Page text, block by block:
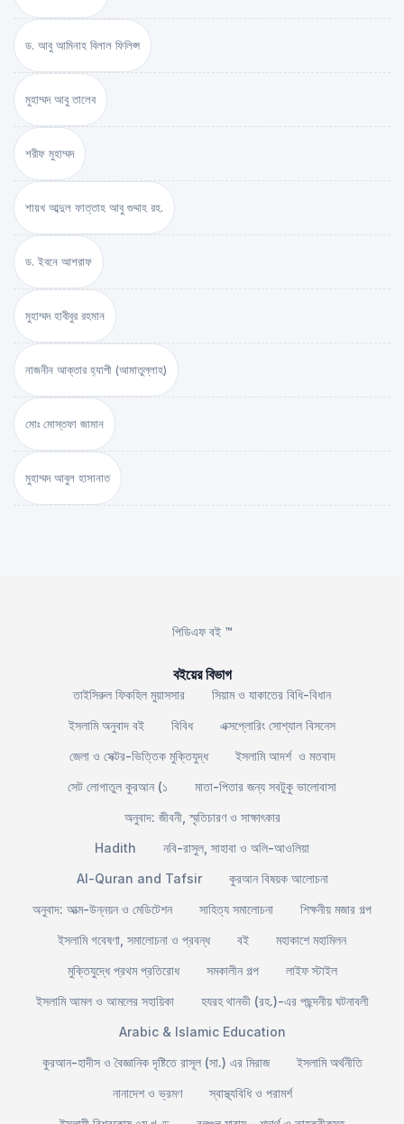
ড. আবু আমিনাহ বিলাল ফিলিপ্স
মুহাম্মদ আবু তালেব
শরীফ মুহাম্মদ
শায়খ আব্দুল ফাত্তাহ আবু গুদ্দাহ রহ.
ড. ইবনে আশরাফ
মুহাম্মদ হাবীবুর রহমান
নাজনীন আক্তার হ্যাপী (আমাতুল্লাহ)
মোঃ মোস্তফা জামান
মুহাম্মদ আবুল হাসানাত
পিডিএফ বই ™
বইয়ের বিভাগ
তাইসিরুল ফিকহিল মুয়াসসার
সিয়াম ও যাকাতের বিধি-বিধান
ইসলামি অনুবাদ বই
বিবিধ
এক্সপ্লোরিং সোশ্যাল বিসনেস
জেলা ও সেক্টর-ভিত্তিক মুক্তিযুদ্ধ
ইসলামি আদর্শ ও মতবাদ
সেট লোগাতুল কুরআন (১
মাতা-পিতার জন্য সবটুকু ভালোবাসা
অনুবাদ: জীবনী, স্মৃতিচারণ ও সাক্ষাৎকার
Hadith
নবি-রাসুল, সাহাবা ও অলি-আওলিয়া
Al-Quran and Tafsir
কুরআন বিষয়ক আলোচনা
অনুবাদ: আত্ম-উন্নয়ন ও মেডিটেশন
সাহিত্য সমালোচনা
শিক্ষনীয় মজার গল্প
ইসলামি গবেষণা, সমালোচনা ও প্রবন্ধ
বই
মহাকাশে মহামিলন
মুক্তিযুদ্ধে প্রথম প্রতিরোধ
সমকালীন গল্প
লাইফ স্টাইল
ইসলামি আমল ও আমলের সহায়িকা
হযরহ থানভী (রহ.)-এর পছন্দনীয় ঘটনাবলী
Arabic & Islamic Education
কুরআন-হাদীস ও বৈজ্ঞানিক দৃষ্টিতে রাসূল (সা.) এর মিরাজ
ইসলামি অর্থনীতি
নানাদেশ ও ভ্রমণ
স্বাস্থ্যবিধি ও পরামর্শ